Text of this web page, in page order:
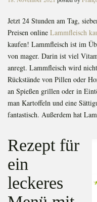
Jetzt 24 Stunden am Tag,
Preisen online Lammfleisch
kaufen! Lammfleisch ist im
von mager. Darin ist viel
anregt. Lammfleisch wird
Rückstände von Pillen oder
an Spießen grillen oder in
man Kartoffeln und eine
fantastisch. Außerdem hat
Rezept für
ein
leckeres